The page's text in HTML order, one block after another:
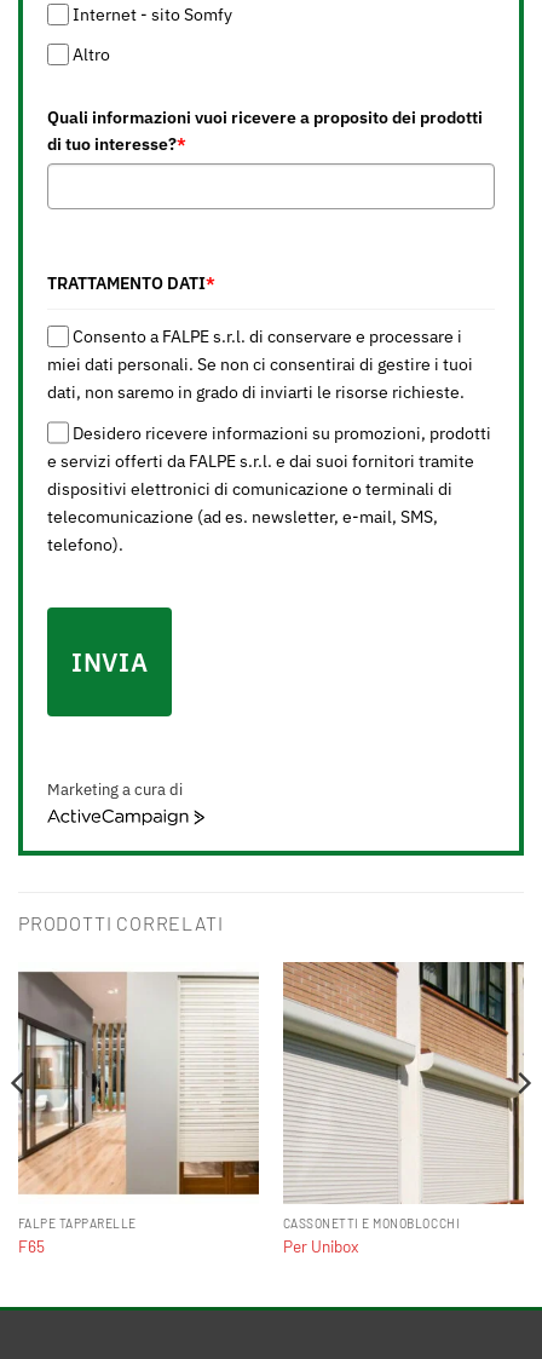
Internet - sito Somfy
Altro
Quali informazioni vuoi ricevere a proposito dei prodotti
di tuo interesse?*
TRATTAMENTO DATI*
Consento a FALPE s.r.l. di conservare e processare i
miei dati personali. Se non ci consentirai di gestire i tuoi
dati, non saremo in grado di inviarti le risorse richieste.
Desidero ricevere informazioni su promozioni, prodotti
e servizi offerti da FALPE s.r.l. e dai suoi fornitori tramite
dispositivi elettronici di comunicazione o terminali di
telecomunicazione (ad es. newsletter, e-mail, SMS,
telefono).
INVIA
Marketing a cura di
ActiveCampaign
PRODOTTI CORRELATI
FALPE TAPPARELLE
F65
CASSONETTI E MONOBLOCCHI
Per Unibox